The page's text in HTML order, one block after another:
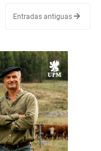
Entradas antiguas